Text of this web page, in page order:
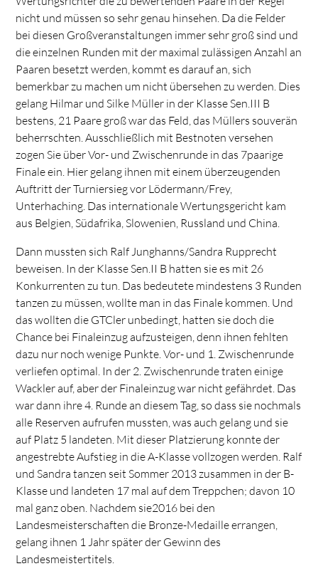
nicht und müssen so sehr genau hinsehen. Da die Felder
bei diesen Großveranstaltungen immer sehr groß sind und
die einzelnen Runden mit der maximal zulässigen Anzahl an
Paaren besetzt werden, kommt es darauf an, sich
bemerkbar zu machen um nicht übersehen zu werden. Dies
gelang Hilmar und Silke Müller in der Klasse Sen.III B
bestens, 21 Paare groß war das Feld, das Müllers souverän
beherrschten. Ausschließlich mit Bestnoten versehen
zogen Sie über Vor- und Zwischenrunde in das 7paarige
Finale ein. Hier gelang ihnen mit einem überzeugenden
Auftritt der Turniersieg vor Lödermann/Frey,
Unterhaching. Das internationale Wertungsgericht kam
aus Belgien, Südafrika, Slowenien, Russland und China.
Dann mussten sich Ralf Junghanns/Sandra Rupprecht
beweisen. In der Klasse Sen.II B hatten sie es mit 26
Konkurrenten zu tun. Das bedeutete mindestens 3 Runden
tanzen zu müssen, wollte man in das Finale kommen. Und
das wollten die GTCler unbedingt, hatten sie doch die
Chance bei Finaleinzug aufzusteigen, denn ihnen fehlten
dazu nur noch wenige Punkte. Vor- und 1. Zwischenrunde
verliefen optimal. In der 2. Zwischenrunde traten einige
Wackler auf, aber der Finaleinzug war nicht gefährdet. Das
war dann ihre 4. Runde an diesem Tag, so dass sie nochmals
alle Reserven aufrufen mussten, was auch gelang und sie
auf Platz 5 landeten. Mit dieser Platzierung konnte der
angestrebte Aufstieg in die A-Klasse vollzogen werden. Ralf
und Sandra tanzen seit Sommer 2013 zusammen in der B-
Klasse und landeten 17 mal auf dem Treppchen; davon 10
mal ganz oben. Nachdem sie2016 bei den
Landesmeisterschaften die Bronze-Medaille errangen,
gelang ihnen 1 Jahr später der Gewinn des
Landesmeistertitels.